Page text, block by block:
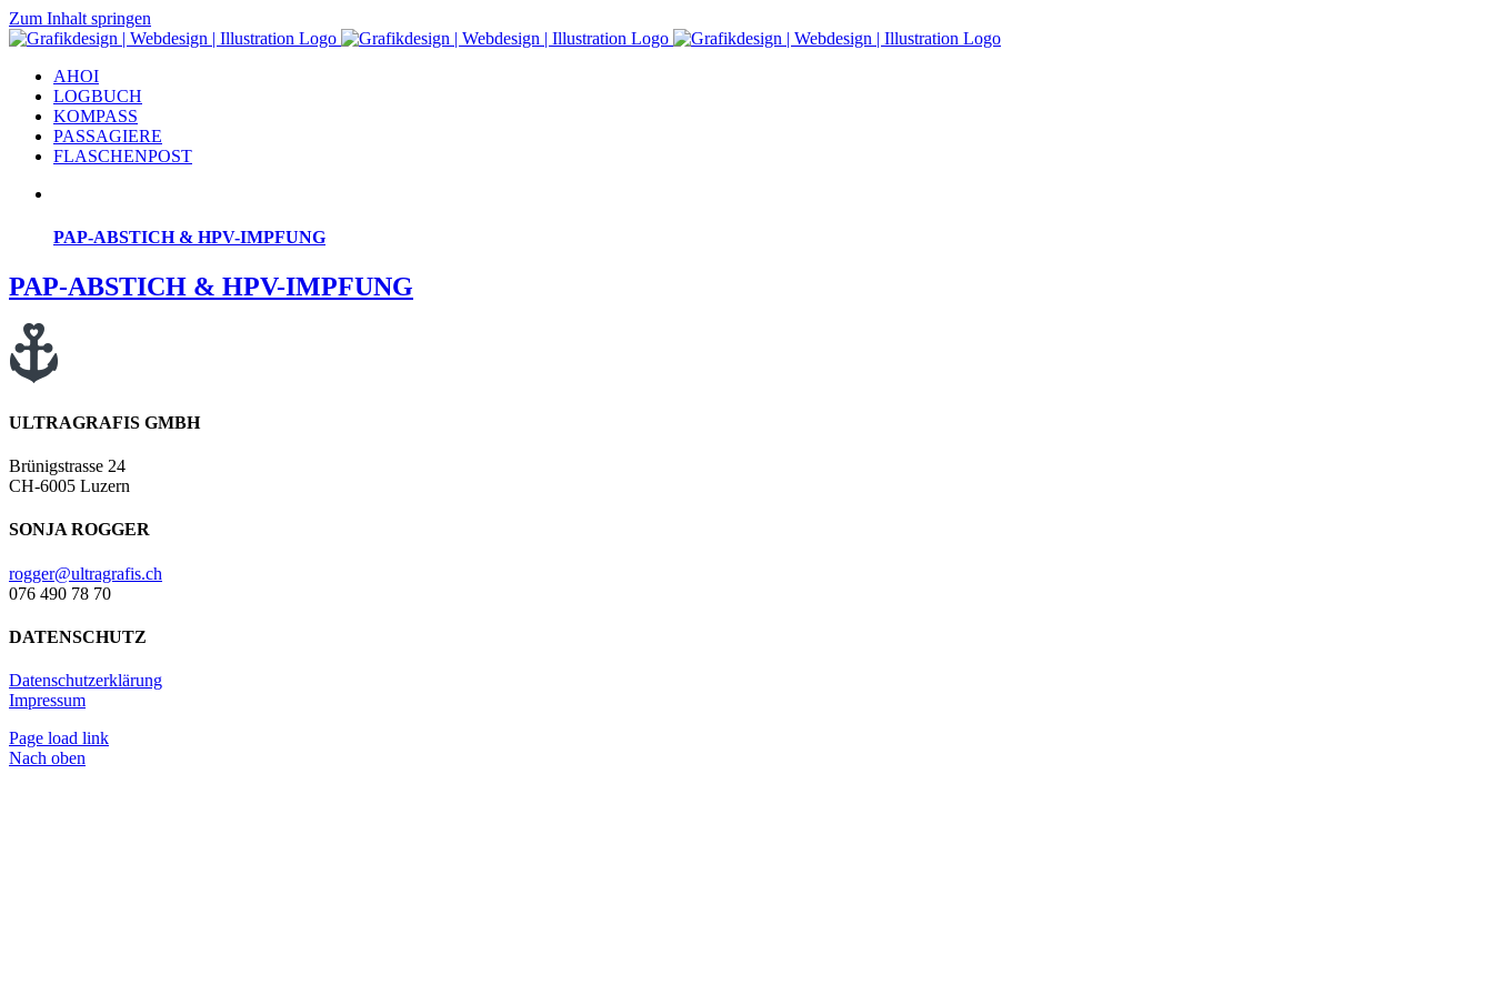
Zum Inhalt springen
AHOI
LOGBUCH
KOMPASS
PASSAGIERE
FLASCHENPOST
PAP-ABSTICH & HPV-IMPFUNG
PAP-ABSTICH & HPV-IMPFUNG
ULTRAGRAFIS GMBH
Brünigstrasse 24
CH-6005 Luzern
SONJA ROGGER
rogger@ultragrafis.ch
076 490 78 70
DATENSCHUTZ
Datenschutzerklärung
Impressum
Page load link
Nach oben